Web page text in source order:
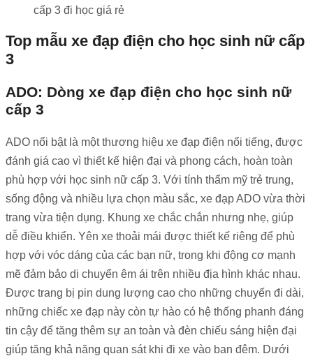
cấp 3 đi học giá rẻ
Top mẫu xe đạp điện cho học sinh nữ cấp
3
ADO: Dòng xe đạp điện cho học sinh nữ
cấp 3
ADO nổi bật là một thương hiệu xe đạp điện nổi tiếng, được
đánh giá cao vì thiết kế hiện đại và phong cách, hoàn toàn
phù hợp với học sinh nữ cấp 3. Với tính thẩm mỹ trẻ trung,
sống động và nhiều lựa chọn màu sắc, xe đạp ADO vừa thời
trang vừa tiện dụng. Khung xe chắc chắn nhưng nhẹ, giúp
dễ điều khiển. Yên xe thoải mái được thiết kế riêng để phù
hợp với vóc dáng của các bạn nữ, trong khi động cơ mạnh
mẽ đảm bảo di chuyển êm ái trên nhiều địa hình khác nhau.
Được trang bị pin dung lượng cao cho những chuyến đi dài,
những chiếc xe đạp này còn tự hào có hệ thống phanh đáng
tin cậy để tăng thêm sự an toàn và đèn chiếu sáng hiện đại
giúp tăng khả năng quan sát khi đi xe vào ban đêm. Dưới